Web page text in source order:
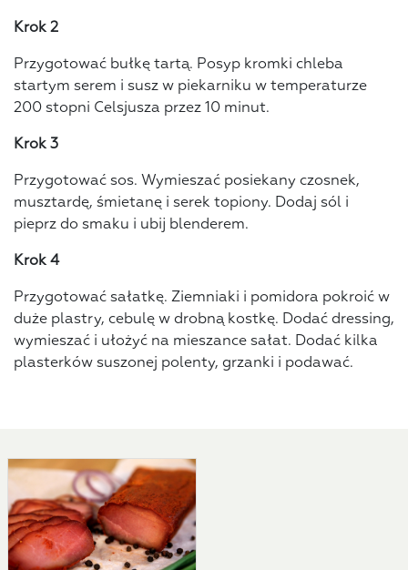
Krok 2
Przygotować bułkę tartą. Posyp kromki chleba
startym serem i susz w piekarniku w temperaturze
200 stopni Celsjusza przez 10 minut.
Krok 3
Przygotować sos. Wymieszać posiekany czosnek,
musztardę, śmietanę i serek topiony. Dodaj sól i
pieprz do smaku i ubij blenderem.
Krok 4
Przygotować sałatkę. Ziemniaki i pomidora pokroić w
duże plastry, cebulę w drobną kostkę. Dodać dressing,
wymieszać i ułożyć na mieszance sałat. Dodać kilka
plasterków suszonej polenty, grzanki i podawać.